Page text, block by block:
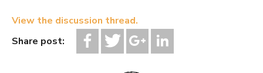
View the discussion thread.
Share post: